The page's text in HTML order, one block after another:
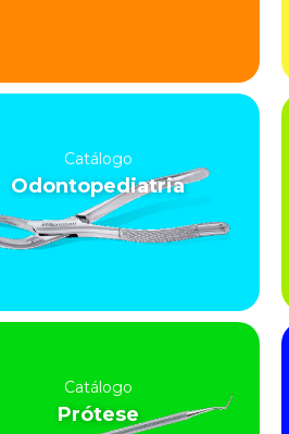
Catálogo
Odontopediatria
Catálogo
Prótese